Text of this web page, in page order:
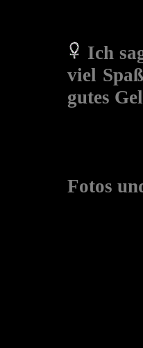
Ich
viel
gutes
Fotos